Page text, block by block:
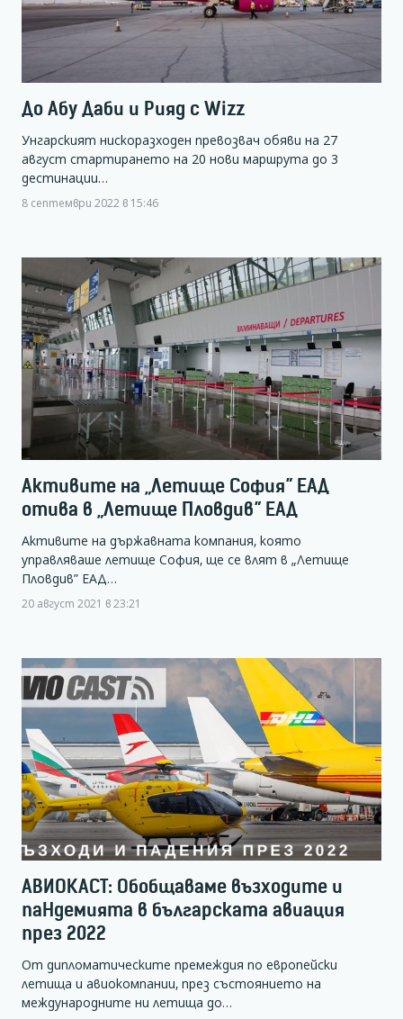
До Абу Даби и Рияд с Wizz
Унгарският нискоразходен превозвач обяви на 27
август стартирането на 20 нови маршрута до 3
дестинации…
8 септември 2022 в 15:46
Активите на „Летище София” ЕАД
отива в „Летище Пловдив” ЕАД
Активите на държавната компания, която
управляваше летище София, ще се влят в „Летище
Пловдив” ЕАД…
20 август 2021 в 23:21
АВИОКАСТ: Обобщаваме възходите и
паНдемията в българската авиация
през 2022
От дипломатическите премеждия по европейски
летища и авиокомпании, през състоянието на
международните ни летища до…